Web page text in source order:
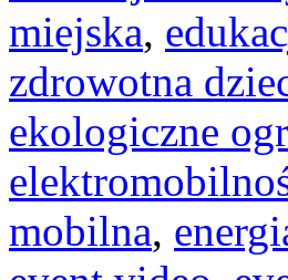
miejska,
zdrowotna
ekologiczne
mobilna,